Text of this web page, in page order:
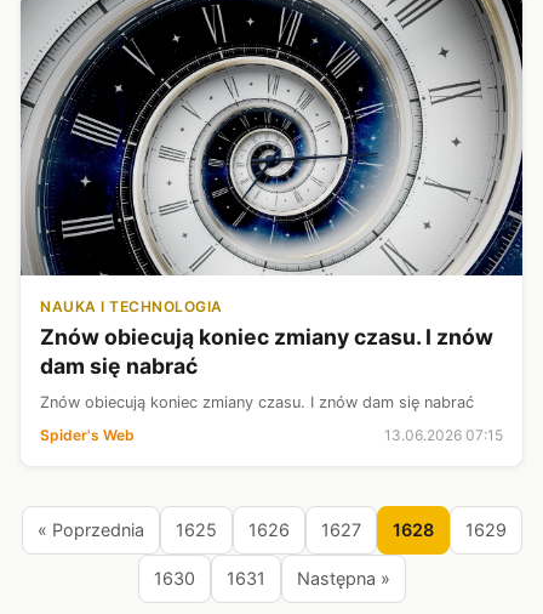
NAUKA I TECHNOLOGIA
Znów obiecują koniec zmiany czasu. I znów
dam się nabrać
Znów obiecują koniec zmiany czasu. I znów dam się nabrać
Spider's Web
13.06.2026 07:15
« Poprzednia 1625 1626 1627 1628 1629
1630 1631 Następna »